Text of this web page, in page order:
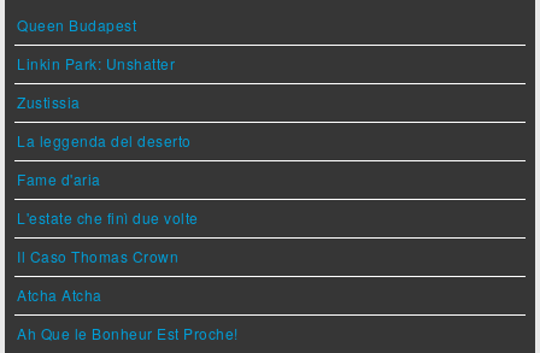
Queen Budapest
Linkin Park: Unshatter
Zustissia
La leggenda del deserto
Fame d'aria
L'estate che finì due volte
Il Caso Thomas Crown
Atcha Atcha
Ah Que le Bonheur Est Proche!